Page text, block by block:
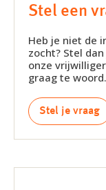
Stel een
Heb je niet de
zocht? Stel
onze
graag te woord.
Stel je vraag